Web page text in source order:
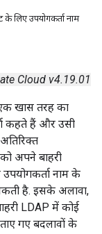
लिए उपयोगकर्ता नाम
Cloud v4.19.01
खास तरह का
कहते हैं और उसी
अपने बाहरी
नाम के
है. इसके अलावा,
LDAP में कोई
गए बदलावों के